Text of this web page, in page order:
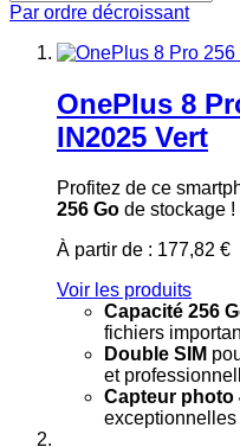
Par ordre décroissant
OnePlus 8
IN2025 Vert
Profitez de ce
256 Go de stockage !
À partir de : 177,82 €
Voir les produits
Capacité 256
fichiers
Double SIM
et
Capteur photo
exceptionnelles